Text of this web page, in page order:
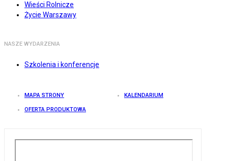
Wieści Rolnicze
Życie Warszawy
NASZE WYDARZENIA
Szkolenia i konferencje
MAPA STRONY KALENDARIUM
OFERTA PRODUKTOWA